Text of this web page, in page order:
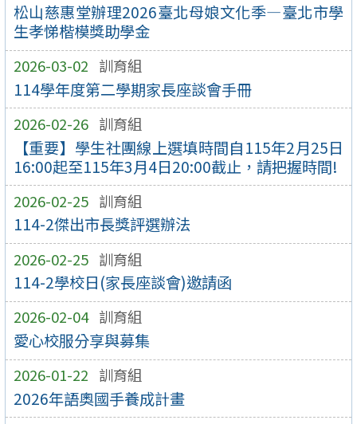
松山慈惠堂辦理2026臺北母娘文化季—臺北市學
生孝悌楷模獎助學金
2026-03-02 訓育組
114學年度第二學期家長座談會手冊
2026-02-26 訓育組
【重要】學生社團線上選填時間自115年2月25日
16:00起至115年3月4日20:00截止，請把握時間!
2026-02-25 訓育組
114-2傑出市長獎評選辦法
2026-02-25 訓育組
114-2學校日(家長座談會)邀請函
2026-02-04 訓育組
愛心校服分享與募集
2026-01-22 訓育組
2026年語奧國手養成計畫